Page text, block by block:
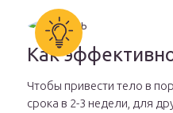
Как
Чтобы привести тело в
срока в 2-3 недели, для